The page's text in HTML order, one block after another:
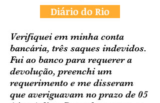
Diário do Rio
Verifiquei em minha conta
bancária, três saques indevidos.
Fui ao banco para requerer a
devolução, preenchi um
requerimento e me disseram
que averiguavam no prazo de 05